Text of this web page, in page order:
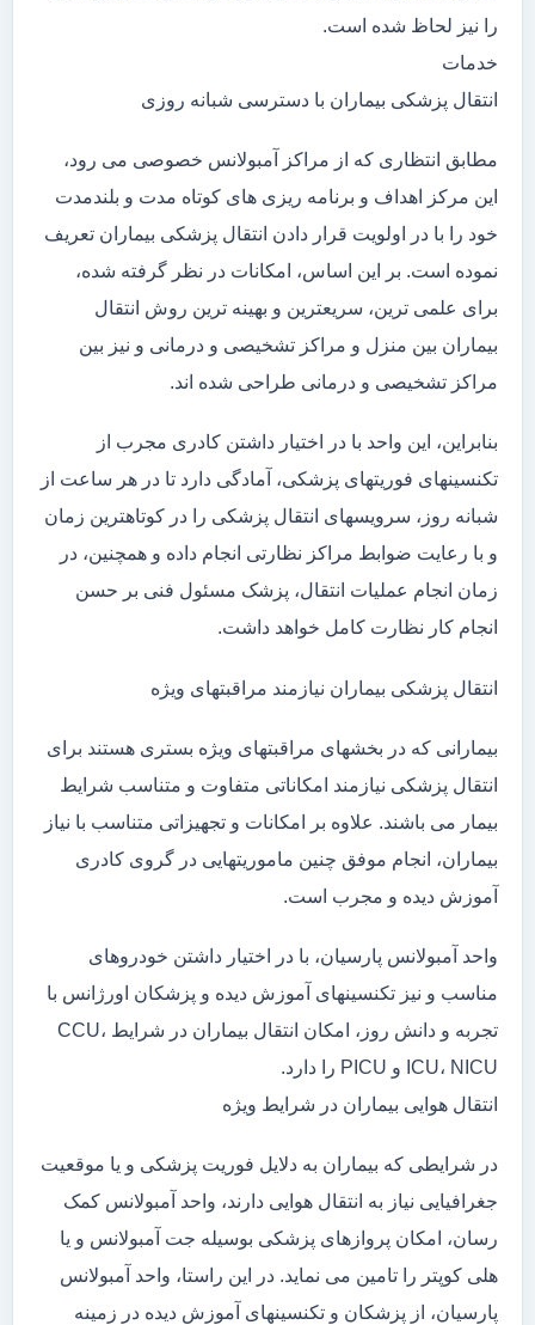
را نیز لحاظ شده است.
خدمات
انتقال پزشکی بیماران با دسترسی شبانه روزی
مطابق انتظاری که از مراکز آمبولانس خصوصی می رود،
این مرکز اهداف و برنامه ریزی های کوتاه مدت و بلندمدت
خود را با در اولویت قرار دادن انتقال پزشکی بیماران تعریف
نموده است. بر این اساس، امکانات در نظر گرفته شده،
برای علمی ترین، سریعترین و بهینه ترین روش انتقال
بیماران بین منزل و مراکز تشخیصی و درمانی و نیز بین
مراکز تشخیصی و درمانی طراحی شده اند.
بنابراین، این واحد با در اختیار داشتن کادری مجرب از
تکنسینهای فوریتهای پزشکی، آمادگی دارد تا در هر ساعت از
شبانه روز، سرویسهای انتقال پزشکی را در کوتاهترین زمان
و با رعایت ضوابط مراکز نظارتی انجام داده و همچنین، در
زمان انجام عملیات انتقال، پزشک مسئول فنی بر حسن
انجام کار نظارت کامل خواهد داشت.
انتقال پزشکی بیماران نیازمند مراقبتهای ویژه
بیمارانی که در بخشهای مراقبتهای ویژه بستری هستند برای
انتقال پزشکی نیازمند امکاناتی متفاوت و متناسب شرایط
بیمار می باشند. علاوه بر امکانات و تجهیزاتی متناسب با نیاز
بیماران، انجام موفق چنین ماموریتهایی در گروی کادری
آموزش دیده و مجرب است.
واحد آمبولانس پارسیان، با در اختیار داشتن خودروهای
مناسب و نیز تکنسینهای آموزش دیده و پزشکان اورژانس با
تجربه و دانش روز، امکان انتقال بیماران در شرایط CCU،
ICU، NICU و PICU را دارد.
انتقال هوایی بیماران در شرایط ویژه
در شرایطی که بیماران به دلایل فوریت پزشکی و یا موقعیت
جغرافیایی نیاز به انتقال هوایی دارند، واحد آمبولانس کمک
رسان، امکان پروازهای پزشکی بوسیله جت آمبولانس و یا
هلی کوپتر را تامین می نماید. در این راستا، واحد آمبولانس
پارسیان، از پزشکان و تکنسینهای آموزش دیده در زمینه